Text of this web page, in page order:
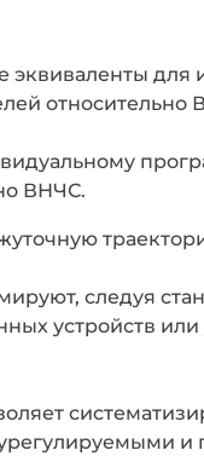
для
относительно
ВНЧС.
следуя
устройств или
и